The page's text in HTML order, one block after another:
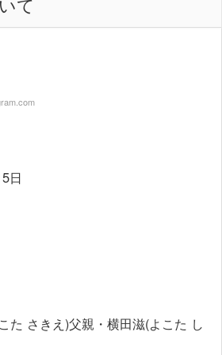
日
た さきえ)父親・横田滋(よこた し